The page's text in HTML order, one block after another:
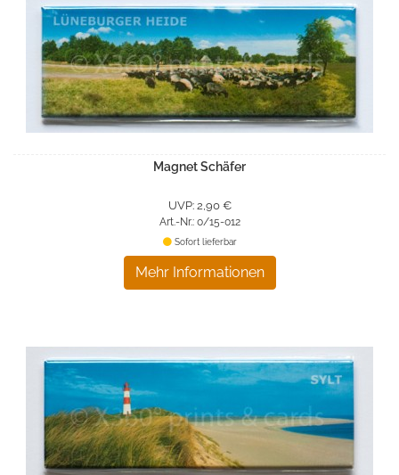
Magnet Schäfer
UVP: 2,90 €
Art.-Nr.: 0/15-012
Mehr Informationen
Sofort lieferbar